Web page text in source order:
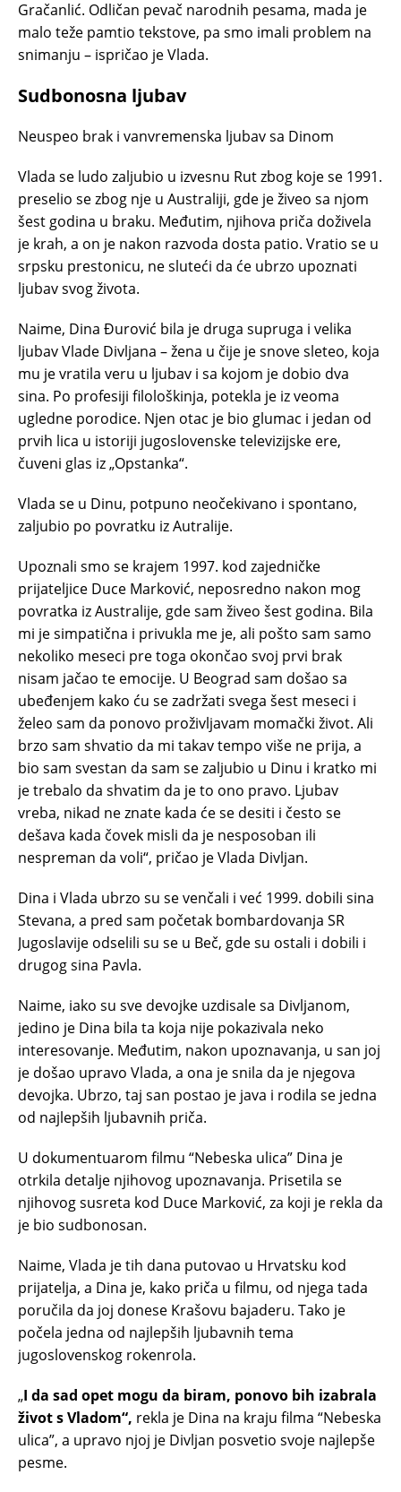
Gračanlić. Odličan pevač narodnih pesama, mada je
malo teže pamtio tekstove, pa smo imali problem na
snimanju – ispričao je Vlada.
Sudbonosna ljubav
Neuspeo brak i vanvremenska ljubav sa Dinom
Vlada se ludo zaljubio u izvesnu Rut zbog koje se 1991.
preselio se zbog nje u Australiji, gde je živeo sa njom
šest godina u braku. Međutim, njihova priča doživela
je krah, a on je nakon razvoda dosta patio. Vratio se u
srpsku prestonicu, ne sluteći da će ubrzo upoznati
ljubav svog života.
Naime, Dina Đurović bila je druga supruga i velika
ljubav Vlade Divljana – žena u čije je snove sleteo, koja
mu je vratila veru u ljubav i sa kojom je dobio dva
sina. Po profesiji filološkinja, potekla je iz veoma
ugledne porodice. Njen otac je bio glumac i jedan od
prvih lica u istoriji jugoslovenske televizijske ere,
čuveni glas iz „Opstanka“.
Vlada se u Dinu, potpuno neočekivano i spontano,
zaljubio po povratku iz Autralije.
Upoznali smo se krajem 1997. kod zajedničke
prijateljice Duce Marković, neposredno nakon mog
povratka iz Australije, gde sam živeo šest godina. Bila
mi je simpatična i privukla me je, ali pošto sam samo
nekoliko meseci pre toga okončao svoj prvi brak
nisam jačao te emocije. U Beograd sam došao sa
ubeđenjem kako ću se zadržati svega šest meseci i
želeo sam da ponovo proživljavam momački život. Ali
brzo sam shvatio da mi takav tempo više ne prija, a
bio sam svestan da sam se zaljubio u Dinu i kratko mi
je trebalo da shvatim da je to ono pravo. Ljubav
vreba, nikad ne znate kada će se desiti i često se
dešava kada čovek misli da je nesposoban ili
nespreman da voli“, pričao je Vlada Divljan.
Dina i Vlada ubrzo su se venčali i već 1999. dobili sina
Stevana, a pred sam početak bombardovanja SR
Jugoslavije odselili su se u Beč, gde su ostali i dobili i
drugog sina Pavla.
Naime, iako su sve devojke uzdisale sa Divljanom,
jedino je Dina bila ta koja nije pokazivala neko
interesovanje. Međutim, nakon upoznavanja, u san joj
je došao upravo Vlada, a ona je snila da je njegova
devojka. Ubrzo, taj san postao je java i rodila se jedna
od najlepših ljubavnih priča.
U dokumentuarom filmu “Nebeska ulica” Dina je
otrkila detalje njihovog upoznavanja. Prisetila se
njihovog susreta kod Duce Marković, za koji je rekla da
je bio sudbonosan.
Naime, Vlada je tih dana putovao u Hrvatsku kod
prijatelja, a Dina je, kako priča u filmu, od njega tada
poručila da joj donese Krašovu bajaderu. Tako je
počela jedna od najlepših ljubavnih tema
jugoslovenskog rokenrola.
„I da sad opet mogu da biram, ponovo bih izabrala
život s Vladom“, rekla je Dina na kraju filma “Nebeska
ulica”, a upravo njoj je Divljan posvetio svoje najlepše
pesme.